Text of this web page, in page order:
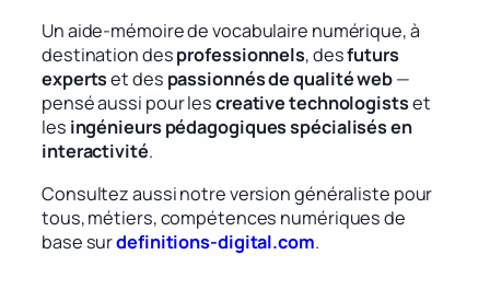
Un aide-mémoire de vocabulaire numérique, à
destination desprofessionnels, desfuturs
expertset des passionnés de qualité web—
pensé aussi pour lescreative technologistset
les ingénieurs pédagogiques spécialisés en
interactivité.
Consultez aussi notre version généraliste pour
tous, métiers, compétences numériques de
base surdefinitions-digital.com.